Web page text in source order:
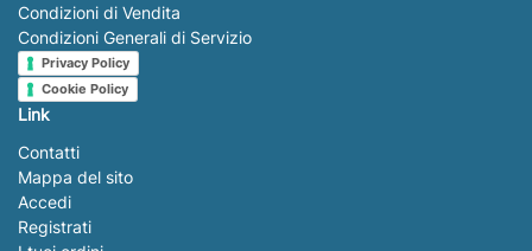
Condizioni di Vendita
Condizioni Generali di Servizio
Privacy Policy
Cookie Policy
Link
Contatti
Mappa del sito
Accedi
Registrati